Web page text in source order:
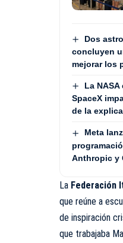
Dos
concluyen
mejorar los
La
SpaceX
de la
Meta
Anthropic y
La Federación
que reúne a
de inspiración
que trabajaba